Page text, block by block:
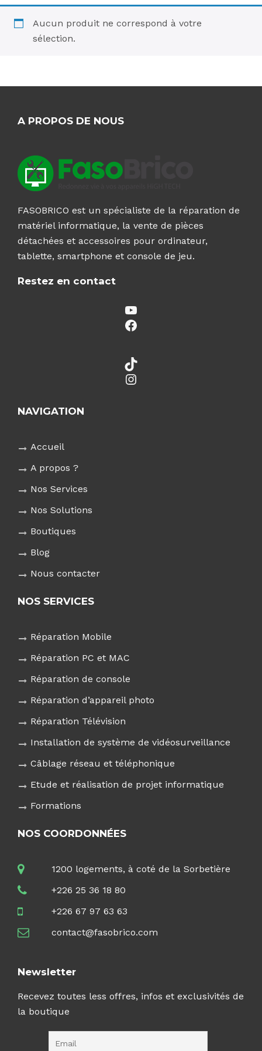
Aucun produit ne correspond à votre
sélection.
A PROPOS DE NOUS
FASOBRICO est un spécialiste de la réparation de
matériel informatique, la vente de pièces
détachées et accessoires pour ordinateur,
tablette, smartphone et console de jeu.
Restez en contact
YouTube
Facebook
TikTok
Instagram
NAVIGATION
Accueil
A propos ?
Nos Services
Nos Solutions
Boutiques
Blog
Nous contacter
NOS SERVICES
Réparation Mobile
Réparation PC et MAC
Réparation de console
Réparation d’appareil photo
Réparation Télévision
Installation de système de vidéosurveillance
Câblage réseau et téléphonique
Etude et réalisation de projet informatique
Formations
NOS COORDONNÉES
1200 logements, à coté de la Sorbetière
+226 25 36 18 80
+226 67 97 63 63
contact@fasobrico.com
Newsletter
Recevez toutes less offres, infos et exclusivités de
la boutique